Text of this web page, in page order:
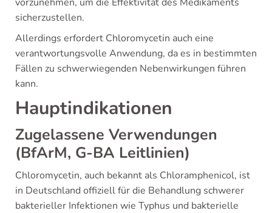
sicherzustellen.
Allerdings erfordert Chloromycetin auch eine
verantwortungsvolle Anwendung, da es in bestimmten
Fällen zu schwerwiegenden Nebenwirkungen führen
kann.
Hauptindikationen
Zugelassene Verwendungen
(BfArM, G-BA Leitlinien)
Chloromycetin, auch bekannt als Chloramphenicol, ist
in Deutschland offiziell für die Behandlung schwerer
bakterieller Infektionen wie Typhus und bakterielle